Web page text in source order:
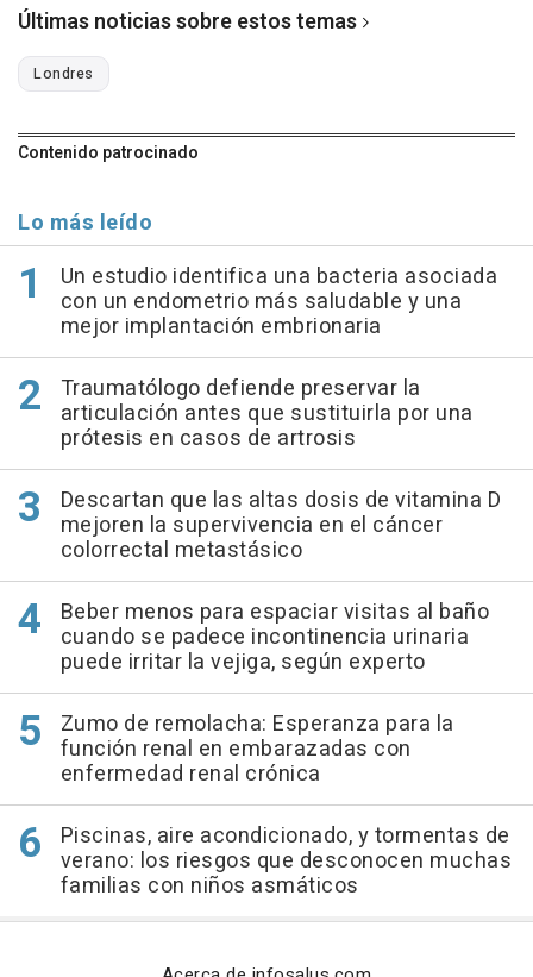
Últimas noticias sobre estos temas
Londres
Contenido patrocinado
Lo más leído
Un estudio identifica una bacteria asociada
con un endometrio más saludable y una
mejor implantación embrionaria
Traumatólogo defiende preservar la
articulación antes que sustituirla por una
prótesis en casos de artrosis
Descartan que las altas dosis de vitamina D
mejoren la supervivencia en el cáncer
colorrectal metastásico
Beber menos para espaciar visitas al baño
cuando se padece incontinencia urinaria
puede irritar la vejiga, según experto
Zumo de remolacha: Esperanza para la
función renal en embarazadas con
enfermedad renal crónica
Piscinas, aire acondicionado, y tormentas de
verano: los riesgos que desconocen muchas
familias con niños asmáticos